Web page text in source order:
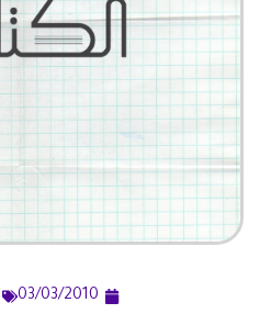
03/03/2010